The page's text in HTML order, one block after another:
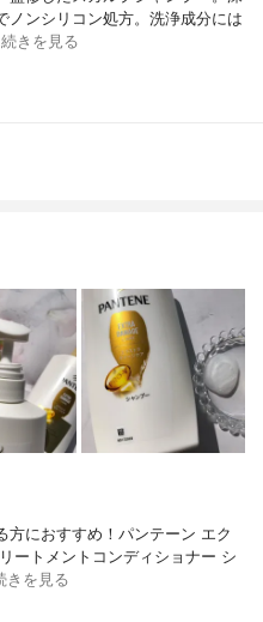
ノンシリコン処方。洗浄成分には
続きを見る
方におすすめ！パンテーン エク
ートメントコンディショナー シ
きを見る